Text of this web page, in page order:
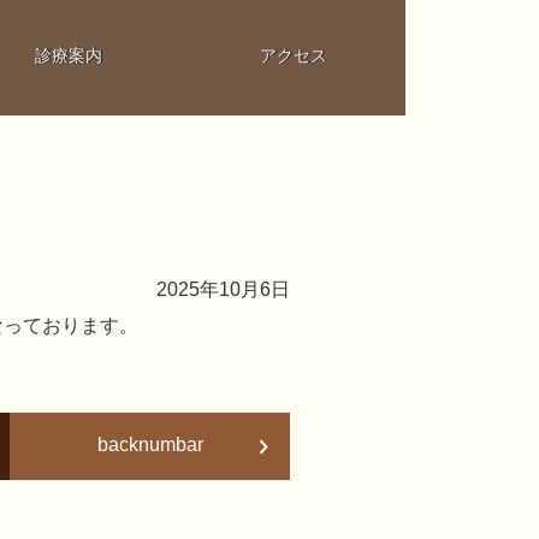
診療案内 アクセス
2025年10月6日
ております。
backnumbar